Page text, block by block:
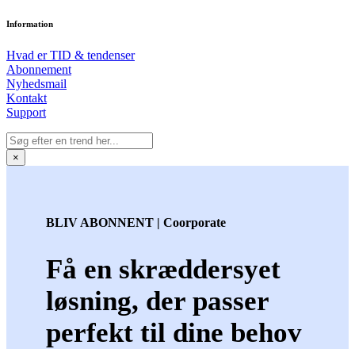
Information
Hvad er TID & tendenser
Abonnement
Nyhedsmail
Kontakt
Support
×
BLIV ABONNENT | Coorporate
Få en skræddersyet
løsning, der passer
perfekt til dine behov